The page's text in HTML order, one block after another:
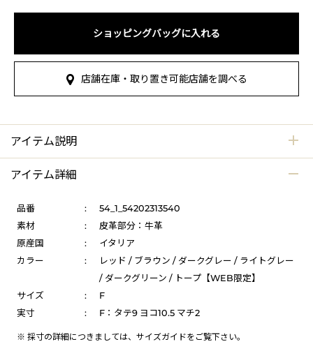
ショッピングバッグに入れる
店舗在庫・取り置き可能店舗を調べる
アイテム説明
アイテム詳細
品番 :
54_1_54202313540
素材
:
皮革部分：牛革
原産国
:
イタリア
カラー
:
レッド / ブラウン / ダークグレー / ライトグレー
/ ダークグリーン / トープ【WEB限定】
サイズ
:
F
実寸
: F：タテ9 ヨコ10.5 マチ2
※ 採寸の詳細につきましては、 サイズガイドをご覧下さい。